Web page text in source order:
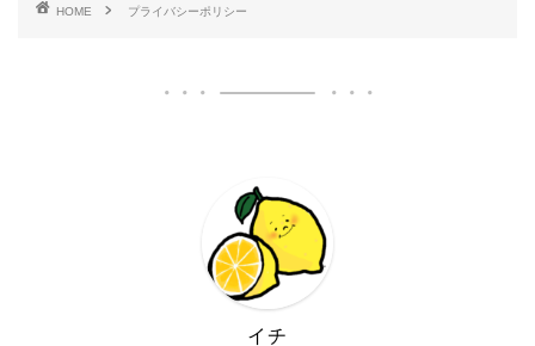
HOME プライバシーポリシー
イチ